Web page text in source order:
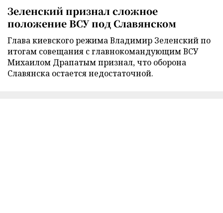
Зеленский признал сложное
положение ВСУ под Славянском
Глава киевского режима Владимир Зеленский по
итогам совещания с главнокомандующим ВСУ
Михаилом Драпатым признал, что оборона
Славянска остается недостаточной.